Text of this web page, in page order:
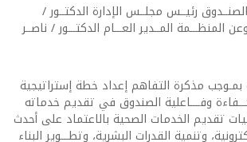
رئيــس مجلــس الإدارة الدكتــور /
المــدير العـــام الدكتـــور / ناصــر
بمـوجب مذكرة التفاهم إعداد خطة إستراتيجية
وفــــاعلية الصندوق في تقديم خدماته
تقديم الخدمات الصحية بالاعتماد على أحدث
وتنمية القدرات البشرية، وتطـــوير البناء